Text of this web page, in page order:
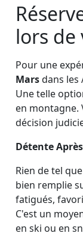
lors de
Pour une
Marsdans les
Une telle
en montagne.
décision
Détente
Rien de tel
bien remplie
fatigués,
C'est un
en ski ou en